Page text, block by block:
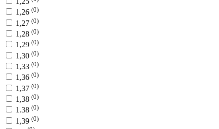
1,26 (0)
1,27 (0)
1,28 (0)
1,29 (0)
1,30 (0)
1,33 (0)
1,36 (0)
1,37 (0)
1,38 (0)
1.38 (0)
1,39 (0)